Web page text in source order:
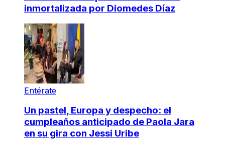
inmortalizada por Diomedes Díaz
Entérate
Un pastel, Europa y despecho: el
cumpleaños anticipado de Paola Jara
en su gira con Jessi Uribe